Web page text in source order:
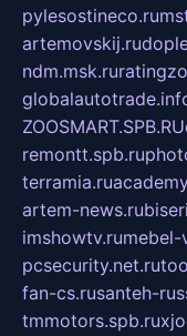
pylesostineco.ru
artemovskij.ru
ndm.msk.ru
ZOOSMART.SPB.RU
remontt.spb.ru
terramia.ru
artem-news.ru
imshowtv.rumebel-
pcsecurity.net.ru
fan-cs.rusanteh-
tmmotors.spb.ru